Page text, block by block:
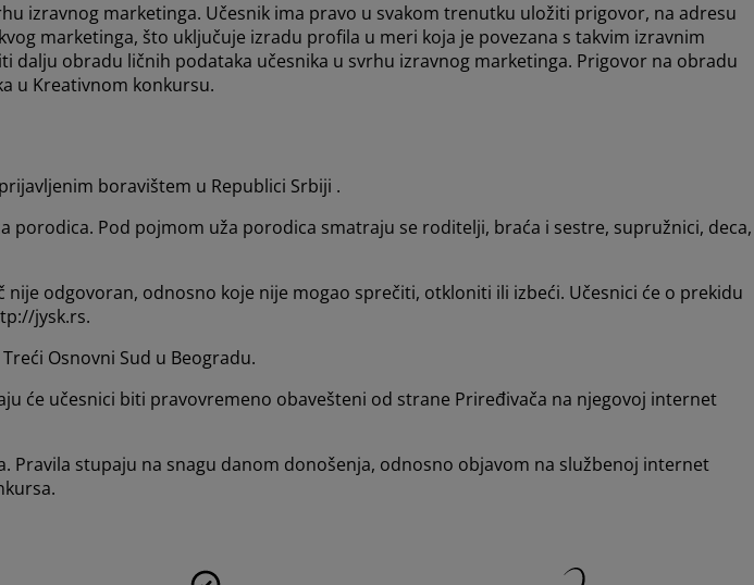
izravnog marketinga. Učesnik ima pravo u svakom trenutku uložiti prigovor, na adresu
marketinga, što uključuje izradu profila u meri koja je povezana s takvim izravnim
obradu ličnih podataka učesnika u svrhu izravnog marketinga. Prigovor na obradu
u Kreativnom konkursu.
boravištem u Republici Srbiji .
Pod pojmom uža porodica smatraju se roditelji, braća i sestre, supružnici, deca,
odgovoran, odnosno koje nije mogao sprečiti, otkloniti ili izbeći. Učesnici će o prekidu
jysk.rs.
Osnovni Sud u Beogradu.
će učesnici biti pravovremeno obavešteni od strane Priređivača na njegovoj internet
Pravila stupaju na snagu danom donošenja, odnosno objavom na službenoj internet